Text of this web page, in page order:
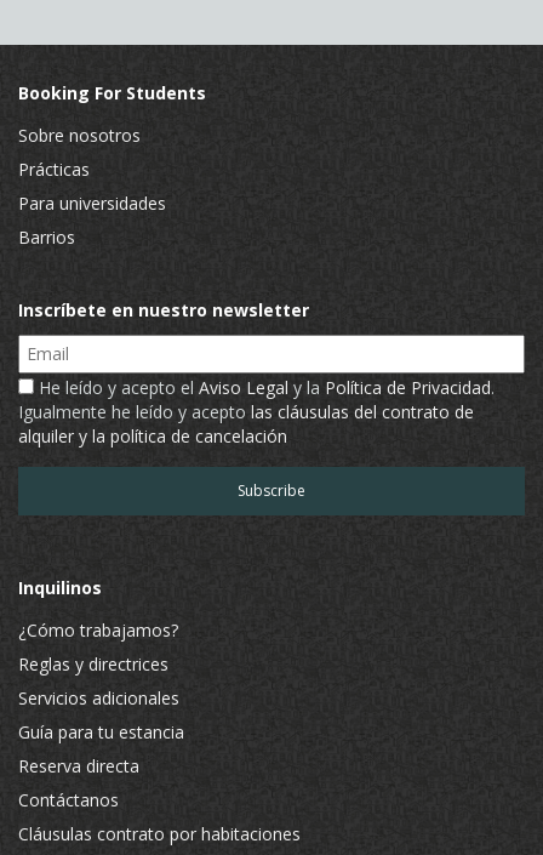
Booking For Students
Sobre nosotros
Prácticas
Para universidades
Barrios
Inscríbete en nuestro newsletter
Email
He leído y acepto el Aviso Legal y la Política de Privacidad.
Igualmente he leído y acepto las cláusulas del contrato de
alquiler y la política de cancelación
Inquilinos
¿Cómo trabajamos?
Reglas y directrices
Servicios adicionales
Guía para tu estancia
Reserva directa
Contáctanos
Cláusulas contrato por habitaciones